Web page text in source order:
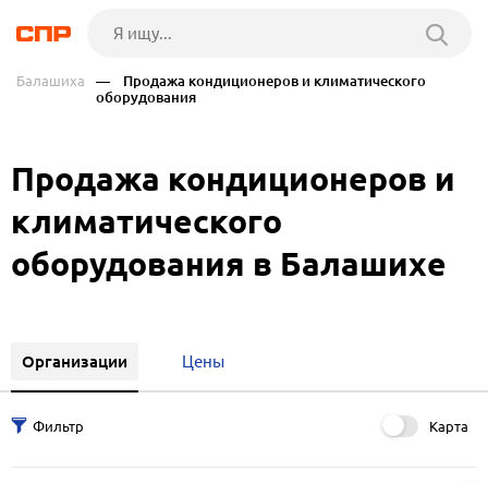
Балашиха
— Продажа кондиционеров и климатического
оборудования
Продажа кондиционеров и
климатического
оборудования в Балашихе
Организации Цены
Карта